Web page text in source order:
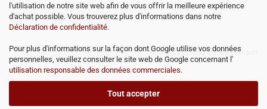
l'utilisation de notre site web afin de vous offrir la meilleure expérience
d'achat possible. Vous trouverez plus d'informations dans notre
Déclaration de confidentialité.
Pour plus d'informations sur la façon dont Google utilise vos données
personnelles, veuillez consulter le site web de Google concernant l'
utilisation responsable des données commerciales.
Tout accepter
Art.Nr.: 11789
Non disponible actuellement